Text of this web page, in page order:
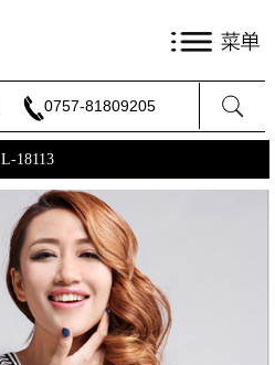
0757-81809205
L-18113